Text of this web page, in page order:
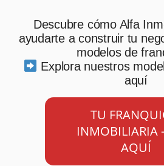
Descubre cómo Alfa
ayudarte a construir tu
modelos de
Explora nuestros
aquí
TU
INMOBILIARIA
AQUÍ